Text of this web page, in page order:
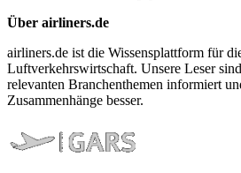
Über airliners.de
airliners.de ist die Wissensplattform für
Luftverkehrswirtschaft. Unsere Leser
relevanten Branchenthemen informiert
Zusammenhänge besser.